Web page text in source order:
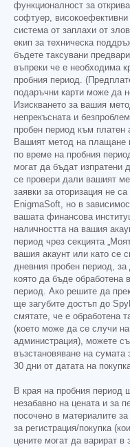
функционалност за
софтуер,
система от заплахи от
екип за техническа
бъдете таксувани
въпреки че е необходима
пробния период.
подаръчни карти може да
Изискването за вашия
непрекъсната и
пробен период към платен
Вашият метод на плащане
по време на пробния
могат да бъдат изпратени
се провери дали вашият
заявки за оторизация не
EnigmaSoft, но в
вашата финансова
наличността на вашия
период чрез секцията
вашия акаунт или като се
дневния пробен период, за
която да бъде обработена
период. Ако решите да
ще загубите достъп до
смятате, че е обработена
(което може да се случи
администрация), можете
възстановяване на сумата
30 дни от датата на
В края на пробния период
незабавно на цената и за
посочено в материалите
за регистрация/покупка
цените могат да варират